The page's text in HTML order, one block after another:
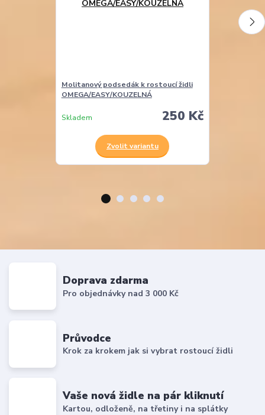
Molitanový podsedák k rostoucí židli
OMEGA/EASY/KOUZELNÁ
250 Kč
Skladem
Zvolit variantu
Doprava zdarma
Pro objednávky nad 3 000 Kč
Průvodce
Krok za krokem jak si vybrat rostoucí židli
Vaše nová židle na pár kliknutí
Kartou, odloženě, na třetiny i na splátky